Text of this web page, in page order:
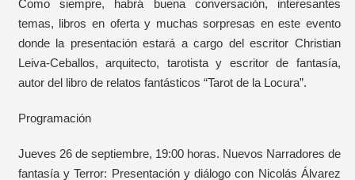
Como siempre, habrá buena conversación, interesantes
temas, libros en oferta y muchas sorpresas en este evento
donde la presentación estará a cargo del escritor Christian
Leiva-Ceballos, arquitecto, tarotista y escritor de fantasía,
autor del libro de relatos fantásticos “Tarot de la Locura”.
Programación
Jueves 26 de septiembre, 19:00 horas. Nuevos Narradores de
fantasía y Terror: Presentación y diálogo con Nicolás Álvarez